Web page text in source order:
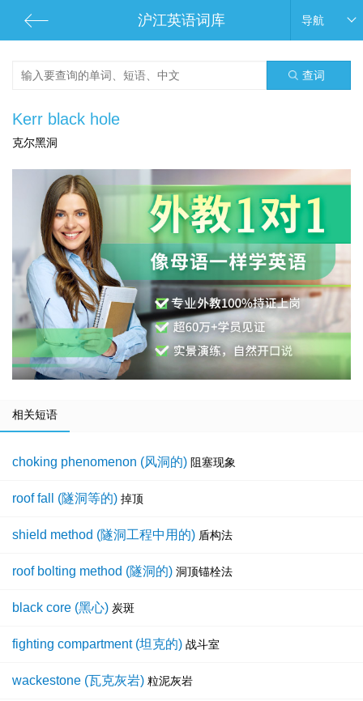
沪江英语词库 导航
查词
Kerr black hole
克尔黑洞
相关短语
choking phenomenon (风洞的) 阻塞现象
roof fall (隧洞等的) 掉顶
shield method (隧洞工程中用的) 盾构法
roof bolting method (隧洞的) 洞顶锚栓法
black core (黑心) 炭斑
fighting compartment (坦克的) 战斗室
wackestone (瓦克灰岩) 粒泥灰岩